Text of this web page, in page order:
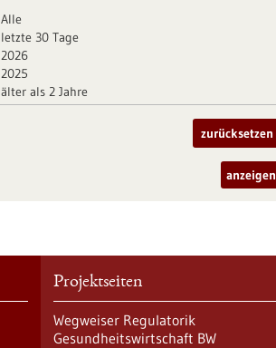
Alle
letzte 30 Tage
2026
2025
älter als 2 Jahre
zurücksetzen
anzeigen
Projektseiten
Wegweiser Regulatorik
Gesundheitswirtschaft BW